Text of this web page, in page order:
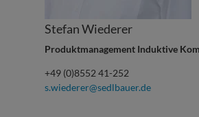
Stefan Wiederer
Produktmanagement Induktive
+49 (0)8552 41-252
s.wiederer@sedlbauer.de